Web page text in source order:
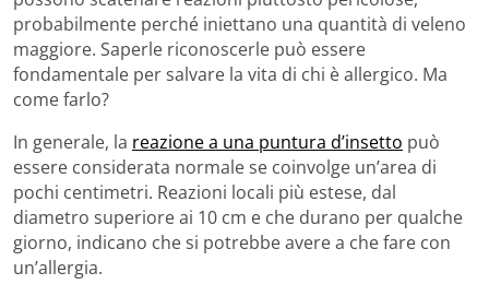
probabilmente perché iniettano una quantità di veleno
maggiore. Saperle riconoscerle può essere
fondamentale per salvare la vita di chi è allergico. Ma
come farlo?
In generale, la reazione a una puntura d’insetto può
essere considerata normale se coinvolge un’area di
pochi centimetri. Reazioni locali più estese, dal
diametro superiore ai 10 cm e che durano per qualche
giorno, indicano che si potrebbe avere a che fare con
un’allergia.